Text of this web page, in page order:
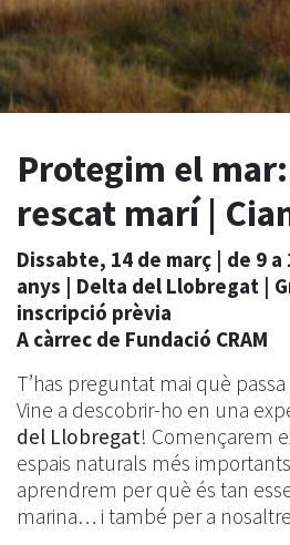
Protegim el
rescat marí |
Dissabte, 14 de març | de 9 a
anys | Delta del Llobregat |
inscripció prèvia
A càrrec de Fundació CRAM
T’has preguntat mai què
Vine a descobrir-ho en una
del Llobregat! Començarem
espais naturals més
aprendrem per què és tan
marina… i també per a